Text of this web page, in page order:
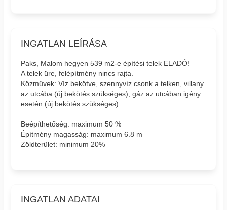
INGATLAN LEÍRÁSA
Paks, Malom hegyen 539 m2-e építési telek ELADÓ!
A telek üre, felépítmény nincs rajta.
Közművek: Víz bekötve, szennyvíz csonk a telken, villany
az utcába (új bekötés szükséges), gáz az utcában igény
esetén (új bekötés szükséges).
Beépíthetőség: maximum 50 %
Építmény magasság: maximum 6.8 m
Zöldterület: minimum 20%
INGATLAN ADATAI